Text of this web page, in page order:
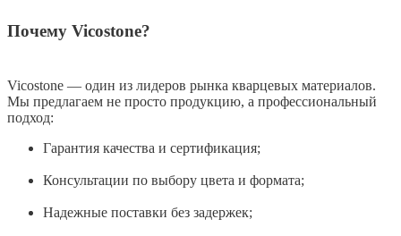
Почему Vicostone?
Vicostone — один из лидеров рынка кварцевых материалов.
Мы предлагаем не просто продукцию, а профессиональный
подход:
Гарантия качества и сертификация;
Консультации по выбору цвета и формата;
Надежные поставки без задержек;